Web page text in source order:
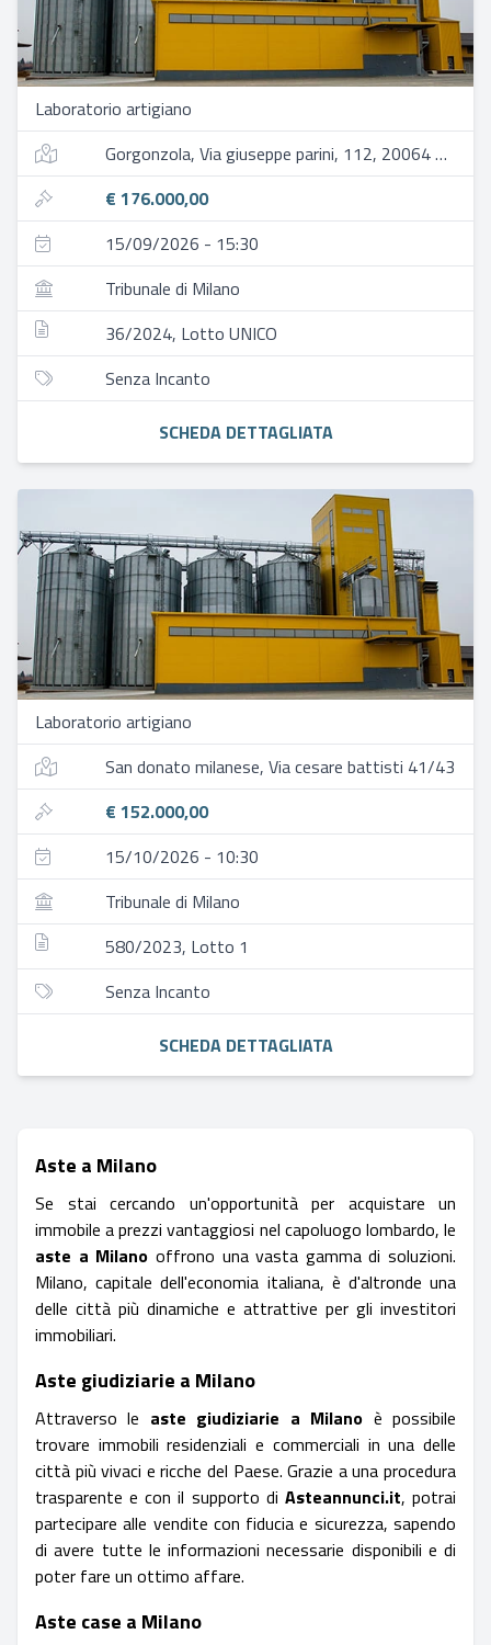
Laboratorio artigiano
Gorgonzola, Via giuseppe parini, 112, 20064 gorgonzola mi, italia
€ 176.000,00
15/09/2026 - 15:30
Tribunale di Milano
36/2024, Lotto UNICO
Senza Incanto
SCHEDA DETTAGLIATA
Laboratorio artigiano
San donato milanese, Via cesare battisti 41/43
€ 152.000,00
15/10/2026 - 10:30
Tribunale di Milano
580/2023, Lotto 1
Senza Incanto
SCHEDA DETTAGLIATA
Aste a Milano
Se stai cercando un'opportunità per acquistare un
immobile a prezzi vantaggiosi nel capoluogo lombardo, le
aste a Milano offrono una vasta gamma di soluzioni.
Milano, capitale dell'economia italiana, è d'altronde una
delle città più dinamiche e attrattive per gli investitori
immobiliari.
Aste giudiziarie a Milano
Attraverso le aste giudiziarie a Milano è possibile
trovare immobili residenziali e commerciali in una delle
città più vivaci e ricche del Paese. Grazie a una procedura
trasparente e con il supporto di Asteannunci.it, potrai
partecipare alle vendite con fiducia e sicurezza, sapendo
di avere tutte le informazioni necessarie disponibili e di
poter fare un ottimo affare.
Aste case a Milano